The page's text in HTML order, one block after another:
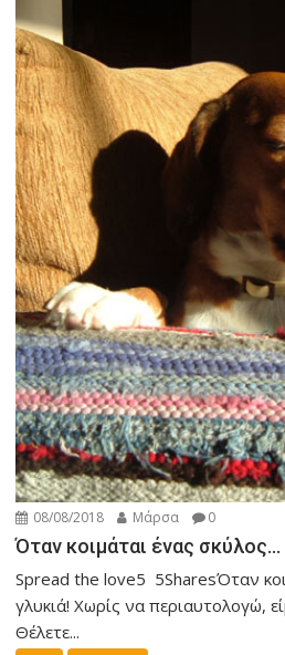
08/08/2018 Μάρσα 0
Όταν κοιμάται ένας σκύλος…
Spread the love5 5SharesΌταν
γλυκιά! Χωρίς να περιαυτολογώ,
Θέλετε...